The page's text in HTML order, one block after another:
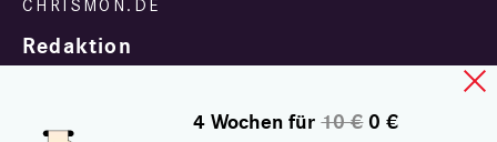
Redaktion
4 Wochen für10 €0 €